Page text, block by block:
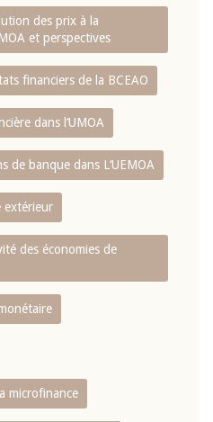
des prix à la
et perspectives
financiers de la BCEAO
dans l‘UMOA
de banque dans L‘UEMOA
extérieur
des économies de
microfinance